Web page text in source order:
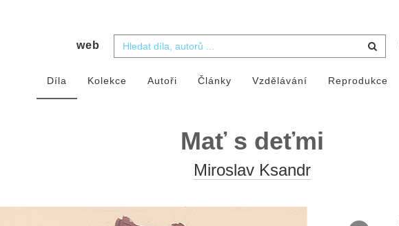
web
Díla Kolekce Autoři Články Vzdělávání Reprodukce
Mať s deťmi
Miroslav Ksandr